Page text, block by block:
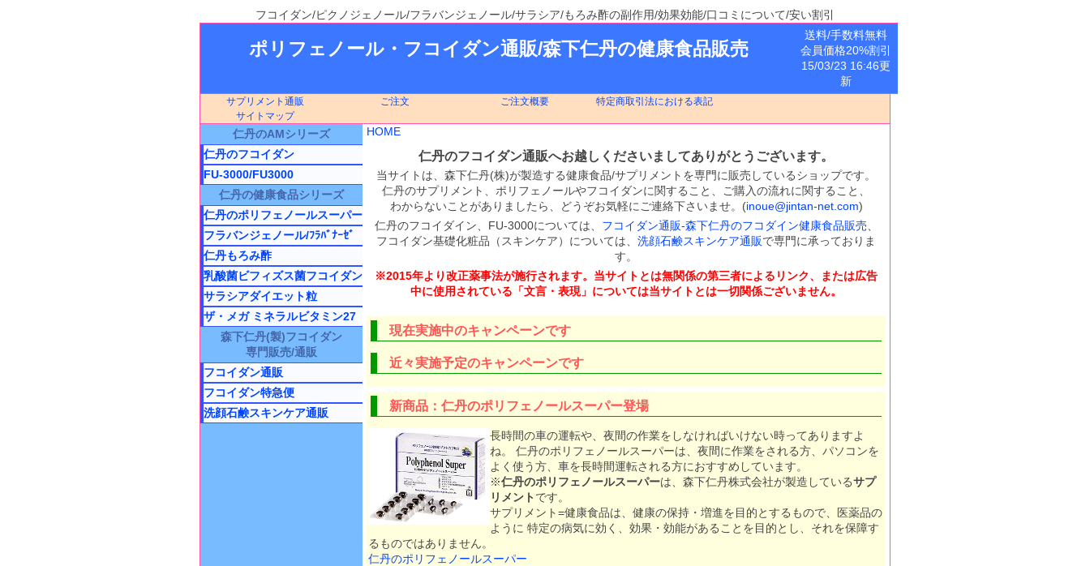
フコイダン/ピクノジェノール/フラバンジェノール/サラシア/もろみ酢の副作用/効果効能/口コミについて/安い割引
ポリフェノール・フコイダン通販/森下仁丹の健康食品販売
送料/手数料無料
会員価格20%割引
15/03/23 16:46更
新
サプリメント通販 ご注文 ご注文概要
特定商取引法における表記
サイトマップ
仁丹のAMシリーズ
仁丹のフコイダン
FU-3000/FU3000
仁丹の健康食品シリーズ
仁丹のポリフェノールスーパー
フラバンジェノール/ﾌﾗﾊﾞﾅｰｾﾞ
仁丹もろみ酢
乳酸菌ビフィズス菌フコイダン
サラシアダイエット粒
ザ・メガ ミネラルビタミン27
森下仁丹(製)フコイダン
専門販売/通販
フコイダン通販
フコイダン特急便
洗顔石鹸スキンケア通販
HOME
仁丹のフコイダン通販へお越しくださいましてありがとうございます。
当サイトは 、森下仁丹(株)が製造する健康食品/サプリメントを専門に販売しているショップです。
仁丹のサプリメント、ポリフェノールやフコイダンに関すること、ご購入の流れに関すること、
わからないことがありましたら、どうぞお気軽にご連絡下さいませ。(inoue@jintan-net.com)
仁丹のフコイダイン、FU-3000については、 フコイダン通販-森下仁丹のフコダイン健康食品販売
フコイダン基礎化粧品（スキンケア）については、 洗顔石鹸スキンケア通販で専門に承っておりま
す。
※2015年より改正薬事法が施行されます。当サイトとは無関係の第三者によるリンク、または広告
中に使用されている「文言・表現」については当サイトとは一切関係ございません。
現在実施中のキャンペーンです
近々実施予定のキャンペーンです
新商品：仁丹のポリフェノールスーパー登場
長時間の車の運転や、夜間の作業をしなければいけない時ってありますよ
ね。 仁丹のポリフェノールスーパーは、夜間に作業をされる方、パソコンを
よく使う方、車を長時間運転される方におすすめしています。
※仁丹のポリフェノールスーパーは、森下仁丹株式会社が製造しているサプ
リメント です。
サプリメント=健康食品は、健康の保持・増進を目的とするもので、医薬品の
ように 特定の病気に効く、効果・効能があることを目的とし、それを保障す
るものではありません。
仁丹のポリフェノールスーパー